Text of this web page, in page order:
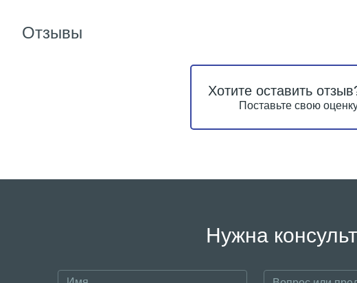
Отзывы
Хотите оставить
Поставьте свою
Нужна